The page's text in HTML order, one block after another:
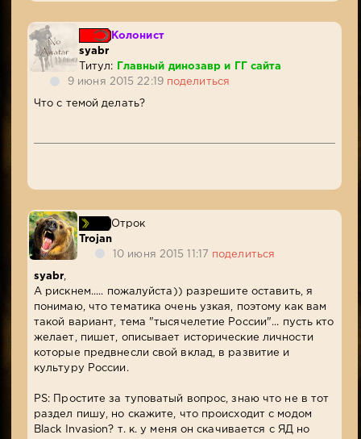
Колонист
syabr
Титул:
Главный динозавр и ГГ сайта
9 июня 2015 22:19 поделиться
Что с темой делать?
Отрок
Trojan
10 июня 2015 11:17 поделиться
syabr
А рискнем..... пожалуйста)) разрешите оставить, я
понимаю, что тематика очень узкая, поэтому как вам
такой вариант, тема "тысячелетие России"... пусть кто
желает, пишет, описывает исторические личности
которые предвнесли свой вклад, в развитие и
культуру России.
PS: Простите за туповатый вопрос, знаю что не в тот
раздел пишу, но скажите, что происходит с модом
Black Invasion? т. к. у меня он скачивается с ЯД но